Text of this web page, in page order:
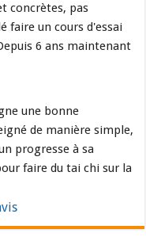
concrètes, pas
faire un cours d'essai
6 ans maintenant
une bonne
de manière simple,
progresse à sa
faire du tai chi sur la